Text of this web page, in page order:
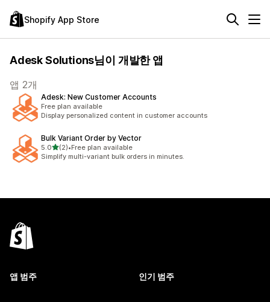
Shopify App Store
Adesk Solutions님이 개발한 앱
앱 2개
Adesk: New Customer Accounts
Free plan available
Display personalized content in customer accounts
Bulk Variant Order by Vector
5.0별 5개 중
(2)
총 리뷰 2개
•Free plan available
Simplify multi-variant bulk orders in minutes.
앱 범주 인기 범주